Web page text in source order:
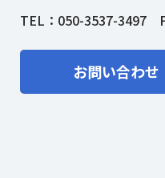
TEL： 050-3537-3497
お問い合わせ